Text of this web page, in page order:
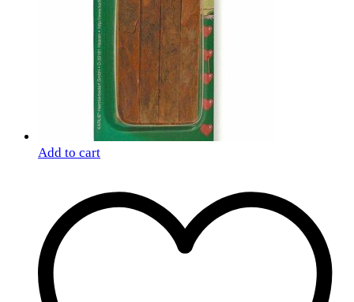
Add to cart